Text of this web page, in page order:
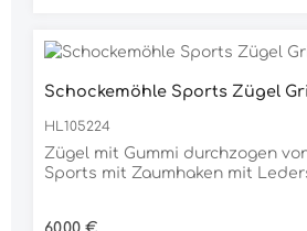
Schockemöhle Sports Zügel
HL105224
Zügel mit Gummi durchzogen
Sports mit
Regulärer Preis: